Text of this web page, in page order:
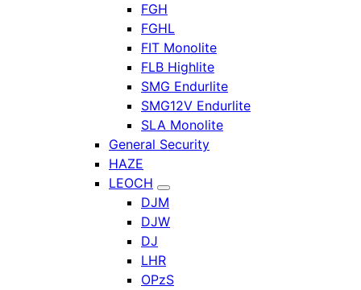
FGH
FGHL
FIT Monolite
FLB Highlite
SMG Endurlite
SMG12V Endurlite
SLA Monolite
General Security
HAZE
LEOCH
DJM
DJW
DJ
LHR
OPzS